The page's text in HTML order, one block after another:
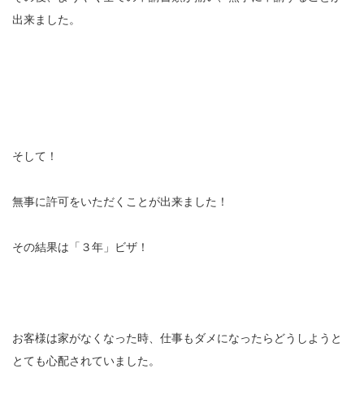
出来ました。
そして！
無事に許可をいただくことが出来ました！
その結果は「３年」ビザ！
お客様は家がなくなった時、仕事もダメになったらどうしようと
とても心配されていました。